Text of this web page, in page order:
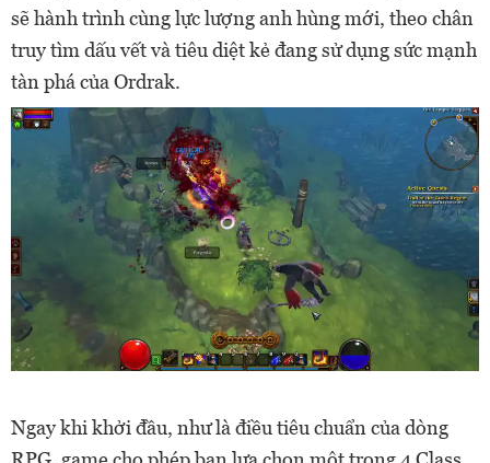
sẽ hành trình cùng lực lượng anh hùng mới, theo chân
truy tìm dấu vết và tiêu diệt kẻ đang sử dụng sức mạnh
tàn phá của Ordrak.
Ngay khi khởi đầu, như là điều tiêu chuẩn của dòng